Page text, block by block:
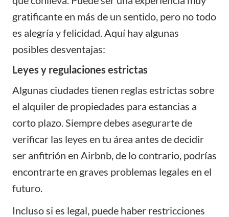
gratificante en más de un sentido, pero no todo
es alegría y felicidad. Aquí hay algunas
posibles desventajas:
Leyes y regulaciones estrictas
Algunas ciudades tienen reglas estrictas sobre
el alquiler de propiedades para estancias a
corto plazo. Siempre debes asegurarte de
verificar las leyes en tu área antes de decidir
ser anfitrión en Airbnb, de lo contrario, podrías
encontrarte en graves problemas legales en el
futuro.
Incluso si es legal, puede haber restricciones